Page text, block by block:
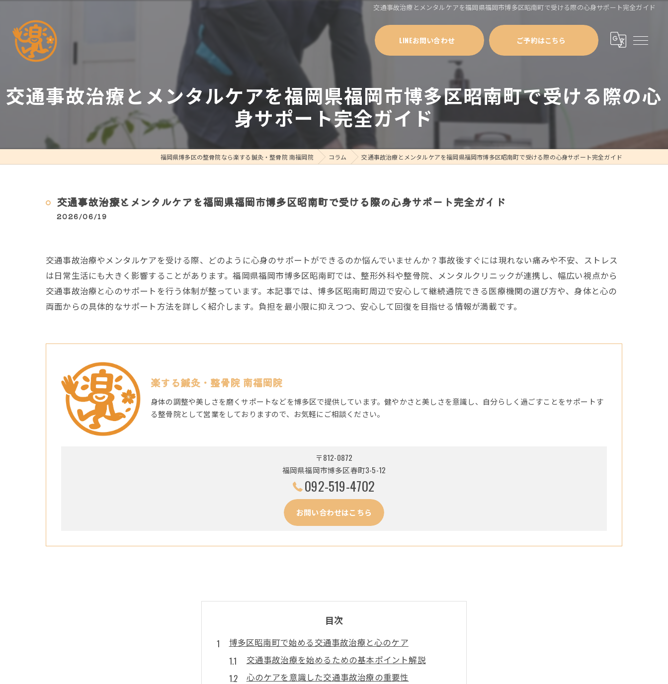
交通事故治療とメンタルケアを福岡県福岡市博多区昭南町で受ける際の心身サポート完全ガイド
LINEお問い合わせ ご予約はこちら
交通事故治療とメンタルケアを福岡県福岡市博多区昭南町で受ける際の心
身サポート完全ガイド
福岡県博多区の整骨院なら楽する鍼灸・整骨院 南福岡院 コラム 交通事故治療とメンタルケアを福岡県福岡市博多区昭南町で受ける際の心身サポート完全ガイド
交通事故治療とメンタルケアを福岡県福岡市博多区昭南町で受ける際の心身サポート完全ガイド
2026/06/19
交通事故治療やメンタルケアを受ける際、どのように心身のサポートができるのか悩んでいませんか？事故後すぐには現れない痛みや不安、ストレス
は日常生活にも大きく影響することがあります。福岡県福岡市博多区昭南町では、整形外科や整骨院、メンタルクリニックが連携し、幅広い視点から
交通事故治療と心のサポートを行う体制が整っています。本記事では、博多区昭南町周辺で安心して継続通院できる医療機関の選び方や、身体と心の
両面からの具体的なサポート方法を詳しく紹介します。負担を最小限に抑えつつ、安心して回復を目指せる情報が満載です。
楽する鍼灸・整骨院 南福岡院
身体の調整や美しさを磨くサポートなどを博多区で提供しています。健やかさと美しさを意識し、自分らしく過ごすことをサポートす
る整骨院として営業をしておりますので、お気軽にご相談ください。
〒812-0872
福岡県福岡市博多区春町3-5-12
092-519-4702
お問い合わせはこちら
目次
博多区昭南町で始める交通事故治療と心のケア
交通事故治療を始めるための基本ポイント解説
心のケアを意識した交通事故治療の重要性